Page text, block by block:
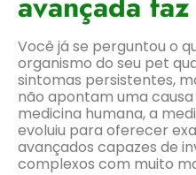
Você já se perguntou o
organismo do seu pet
sintomas persistentes,
não apontam uma
medicina humana, a
evoluiu para oferecer
avançados capazes de
complexos com muito